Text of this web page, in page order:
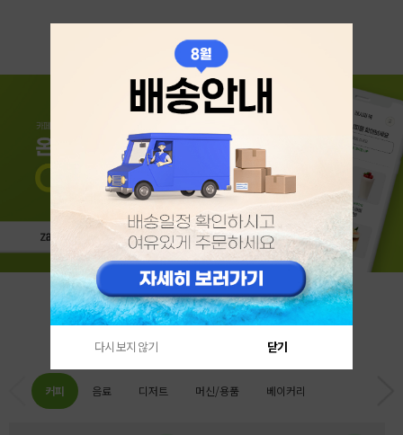
카테고리 베스트
커피 음료 디저트 머신/용품 베이커리
다시 보지 않기 닫기